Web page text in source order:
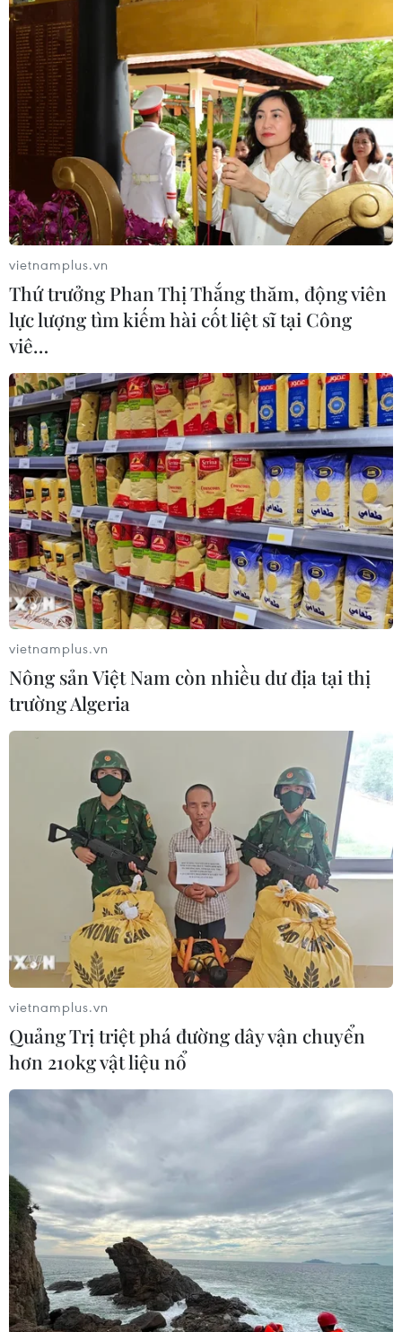
TIN CÙNG CHUYÊN MỤC
EU triển khai mạng vệ tinh riêng,
08/08/2026 04:15
Trung Quốc: E-Town Bắc Kinh
hướng tới trở thành trung tâm AI
toàn cầu năm 2030
08/08/2026 02:11
vietnamplus.vn
Thứ trưởng Phan Thị Thắng thăm, động viên
lực lượng tìm kiếm hài cốt liệt sĩ tại Công
viê…
vietnamplus.vn
Nông sản Việt Nam còn nhiều dư địa tại thị
trường Algeria
vietnamplus.vn
Quảng Trị triệt phá đường dây vận chuyển
hơn 210kg vật liệu nổ